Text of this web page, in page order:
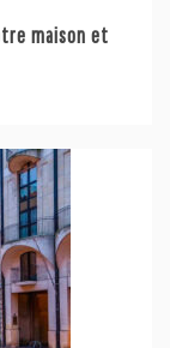
maison et